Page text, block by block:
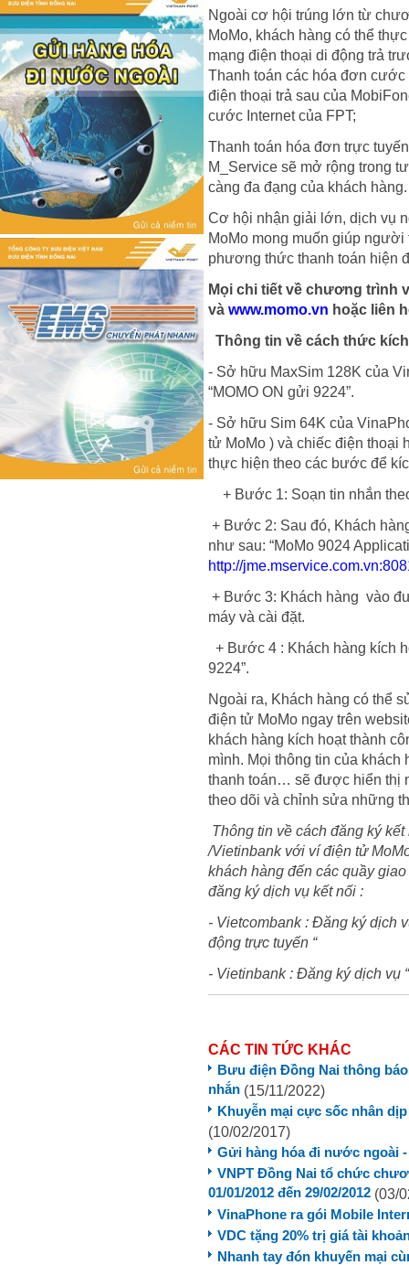
Ngoài cơ hội trúng lớn từ
MoMo, khách hàng có thể
mạng điện thoại di động trả
Thanh toán các hóa đơn
điện thoại trả sau của
cước Internet của FPT;
Thanh toán hóa đơn trực
M_Service sẽ mở rộng trong
càng đa đạng của khách hàng.
Cơ hội nhận giải lớn, dịch vụ
MoMo mong muốn giúp
phương thức thanh toán hiện
Mọi chi tiết về chương trình
và www.momo.vn hoặc liên
Thông tin về cách thức
- Sở hữu MaxSim 128K của
“MOMO ON gửi 9224”.
- Sở hữu Sim 64K của
tử MoMo ) và chiếc điện thoại
thực hiện theo các bước để
+ Bước 1: Soạn tin nhắn
+ Bước 2: Sau đó, Khách
như sau: “MoMo 9024
http://
+ Bước 3: Khách hàng vào
máy và cài đặt.
+ Bước 4 : Khách hàng kích
9224”.
Ngoài ra, Khách hàng có thể
điện tử MoMo ngay trên
khách hàng kích hoạt thành
mình. Mọi thông tin của
thanh toán… sẽ được hiển thị
theo dõi và chỉnh sửa những
Thông tin về cách đăng ký
/Vietinbank với ví điện tử
khách hàng đến các quầy
đăng ký dịch vụ kết nối :
- Vietcombank : Đăng ký dịch
động trực tuyến “
- Vietinbank : Đăng ký dịch vụ
CÁC TIN TỨC KHÁC
Bưu điện Đồng Nai thông
nhắn (15/11/2022)
Khuyễn mại cực sốc nhân
(10/02/2017)
Gửi hàng hóa đi nước ngoài
VNPT Đồng Nai tổ chức
01/01/2012 đến 29/02/2012 (03/
VinaPhone ra gói Mobile
VDC tặng 20% trị giá tài
Nhanh tay đón khuyến mại